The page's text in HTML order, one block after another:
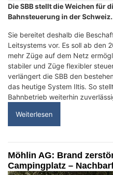
Die SBB stellt die Weichen für
Bahnsteuerung in der Schweiz.
Sie bereitet deshalb die
Leitsystems vor. Es soll ab den
mehr Züge auf dem Netz
stabiler und Züge flexibler
verlängert die SBB den
das heutige System Iltis. So
Bahnbetrieb weiterhin
Weiterlesen
Möhlin AG: Brand
Campingplatz –